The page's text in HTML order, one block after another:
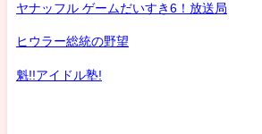
ヤナッフル ゲームだいすき6！放送局
ヒウラー総統の野望
魁!!アイドル塾!